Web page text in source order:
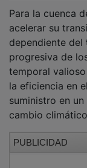
Para la cuenca
acelerar su
dependiente del
progresiva de
temporal
la eficiencia en
suministro en
cambio
PUBLICIDAD